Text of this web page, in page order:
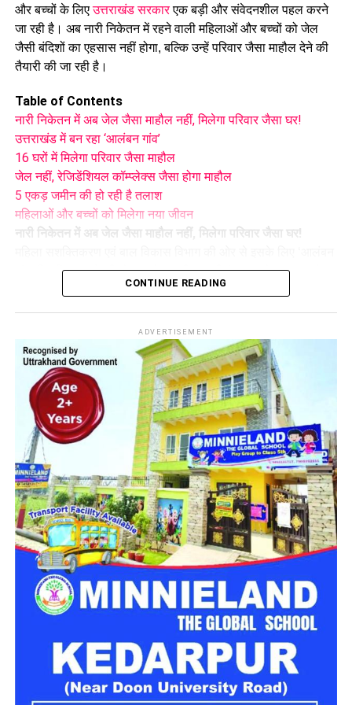
सुरक्षा इंतजाम करने की मांग की है। इसके साथ ही परिवारों के लिए
वैकल्पिक आवास की व्यवस्था करने और पहाड़ी से लगातार गिर रहे बोल्डरों
के खतरे का स्थायी समाधान निकालने की अपील की गई है।
पहाड़ी क्षेत्र संवेदनशील हो गए हैं। ऐसे में अगर समय रहते सुरक्षा के ठोस
इंतजाम नहीं किए गए तो आने वाले दिनों में किसी बड़े हादसे का खतरा बढ़
सकता है।
और बच्चों के लिएउत्तराखंड सरकारएक बड़ी और संवेदनशील पहल करने
जा रही है। अब नारी निकेतन में रहने वाली महिलाओं और बच्चों को जेल
जैसी बंदिशों का एहसास नहीं होगा, बल्कि उन्हें परिवार जैसा माहौल देने की
तैयारी की जा रही है।
Table of Contents
नारी निकेतन में अब जेल जैसा माहौल नहीं, मिलेगा परिवार जैसा घर!
उत्तराखंड में बन रहा ‘आलंबन गांव’
16 घरों में मिलेगा परिवार जैसा माहौल
जेल नहीं, रेजिडेंशियल कॉम्प्लेक्स जैसा होगा माहौल
5 एकड़ जमीन की हो रही है तलाश
महिलाओं और बच्चों को मिलेगा नया जीवन
नारी निकेतन में अब जेल जैसा माहौल नहीं, मिलेगा परिवार जैसा घर!
गांव’ विकसित करने की योजना तैयार की जा रही है। इस योजना का उद्देश्य
नारी निकेतन में रहने वाली महिलाओं और बच्चों को सुरक्षित माहौल के साथ-
उत्तराखंड में बन रहा ‘आलंबन गांव’
महिला सशक्तिकरण एवं बाल विकास विभागके निदेशक आईएएस बंशीलाल
राणा के मुताबिक, नारी निकेतन में आने वाली कई महिलाएं और बच्चे खुद को
एक बंद संस्थान या जेल जैसी जगह पर महसूस करते हैं। यही वजह है कि
कई बार बच्चे वहां से निकलने या भागने की कोशिश तक करने लगते हैं।
इसी समस्या को ध्यान में रखते हुए विभाग अब ऐसा इंफ्रास्ट्रक्चर तैयार
करने की दिशा में काम कर रहा है, जहां रहने वाले लोगों को संस्थागत माहौल
के बजाय परिवार जैसा वातावरण मिल सके।
16 घरों में मिलेगा परिवार जैसा माहौल
प्रस्तावित आलंबन गांव में कॉटेज और छोटे घर विकसित किए जाएंगे। यहां
एक परिवार की तर्ज पर लोगों को रखा जाएगा। योजना के मुताबिक, एक
यूनिट में करीब दो महिलाएं, चार बच्चे और एक किशोरी को शामिल किया
जाएगा। इस तरह उन्हें एक परिवार की तरह साथ रहने का अवसर मिलेगा।
हर यूनिट में अलग किचन जैसी सुविधाएं भी होंगी, ताकि वहां रहने वाली
महिलाओं और बच्चों को रोजमर्रा के जीवन में ज्यादा स्वतंत्रता और जिम्मेदारी
का अनुभव हो सके। प्रस्तावित परिसर में कुल 16 घर विकसित किए
जाएंगे, जिनमें करीब 88 लोगों के रहने की व्यवस्था होगी।
CONTINUE READING
ADVERTISEMENT